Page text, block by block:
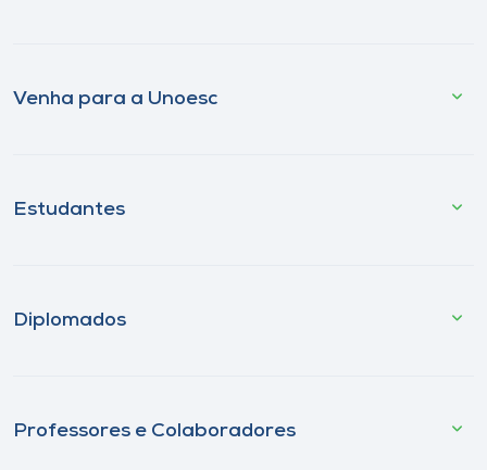
Venha para a Unoesc
Estudantes
Diplomados
Professores e Colaboradores